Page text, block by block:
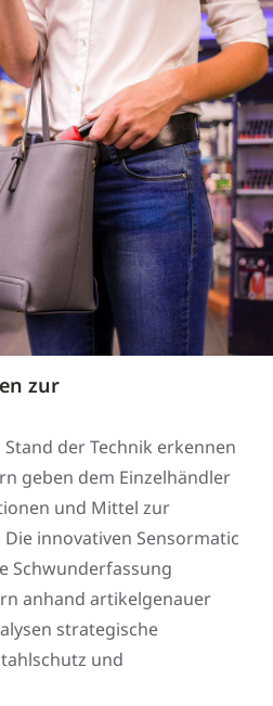
zur
der Technik erkennen
geben dem Einzelhändler
und Mittel zur
innovativen Sensormatic
Schwunderfassung
anhand artikelgenauer
strategische
und